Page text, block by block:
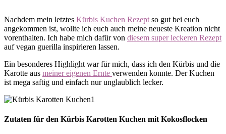
Nachdem mein letztes Kürbis Kuchen Rezept so gut bei euch
angekommen ist, wollte ich euch auch meine neueste Kreation nicht
vorenthalten. Ich habe mich dafür von diesem super leckeren Rezept
auf vegan guerilla inspirieren lassen.
Ein besonderes Highlight war für mich, dass ich den Kürbis und die
Karotte aus meiner eigenen Ernte verwenden konnte. Der Kuchen
ist mega saftig und einfach nur unglaublich lecker.
Zutaten für den Kürbis Karotten Kuchen mit Kokosflocken